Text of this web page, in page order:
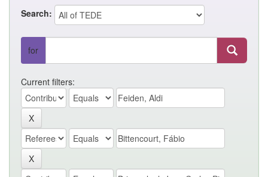
Search:
for
Current filters: